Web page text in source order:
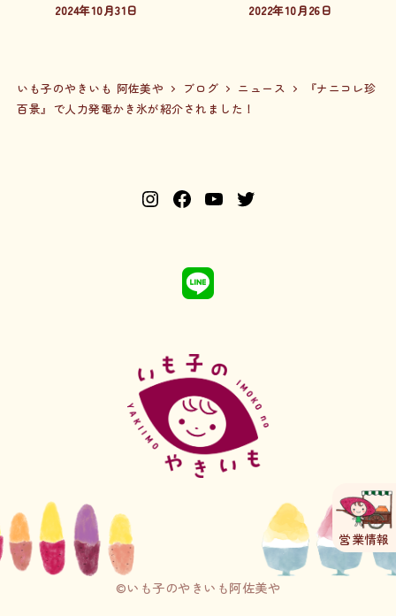
営業情報
投稿日
2024年10月31日
投稿日
2022年10月26日
いも子のやきいも 阿佐美や ブログ ニュース
『ナニコレ珍
百景』で人力発電かき氷が紹介されました！
a
m
e
b
k
©いも子のやきいも阿佐美や